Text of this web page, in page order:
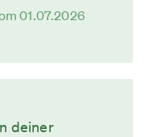
01.07.2026
deiner